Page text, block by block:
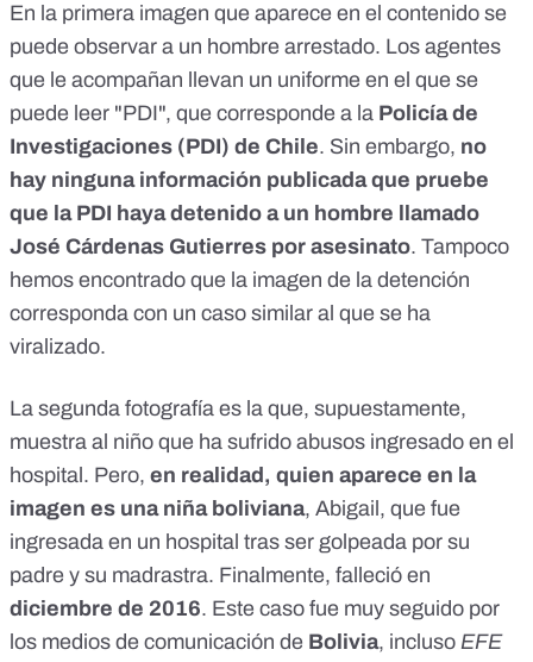
En la primera imagen que aparece en el contenido se
puede observar a un hombre arrestado. Los agentes
que le acompañan llevan un uniforme en el que se
puede leer "PDI", que corresponde a la Policía de
Investigaciones (PDI) de Chile. Sin embargo, no
hay ninguna información publicada que pruebe
que la PDI haya detenido a un hombre llamado
José Cárdenas Gutierres por asesinato. Tampoco
hemos encontrado que la imagen de la detención
corresponda con un caso similar al que se ha
viralizado.
La segunda fotografía es la que, supuestamente,
muestra al niño que ha sufrido abusos ingresado en el
hospital. Pero, en realidad, quien aparece en la
imagen es una niña boliviana, Abigail, que fue
ingresada en un hospital tras ser golpeada por su
padre y su madrastra. Finalmente, falleció en
diciembre de 2016. Este caso fue muy seguido por
los medios de comunicación de Bolivia, incluso EFE